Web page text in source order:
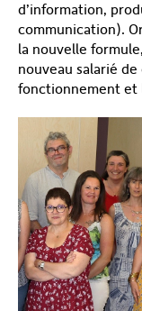
d’information,
communication).
la nouvelle
nouveau salarié
fonctionnement et